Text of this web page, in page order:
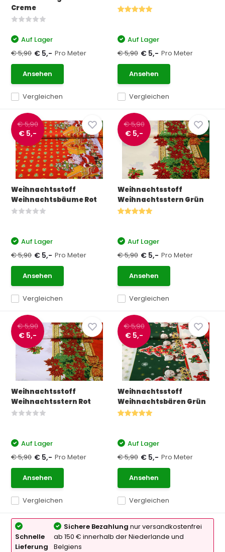
Creme
Vergleichen
Auf Lager
€ 5,90 € 5,- Pro Meter
Ansehen
Vergleichen
Auf Lager
€ 5,90 € 5,- Pro Meter
Ansehen
€ 5,90
€ 5,-
Weihnachtsstoff
Weihnachtsbäume Rot
Vergleichen
Auf Lager
€ 5,90 € 5,- Pro Meter
Ansehen
€ 5,90
€ 5,-
Weihnachtsstoff
Weihnachtsstern Grün
Vergleichen
Auf Lager
€ 5,90 € 5,- Pro Meter
Ansehen
€ 5,90
€ 5,-
Weihnachtsstoff
Weihnachtsstern Rot
Vergleichen
Auf Lager
€ 5,90 € 5,- Pro Meter
Ansehen
€ 5,90
€ 5,-
Weihnachtsstoff
Weihnachtsbären Grün
Vergleichen
Auf Lager
€ 5,90 € 5,- Pro Meter
Ansehen
Schnelle
Lieferung
Sichere Bezahlung nur versandkostenfrei
ab 150 € innerhalb der Niederlande und
Belgiens